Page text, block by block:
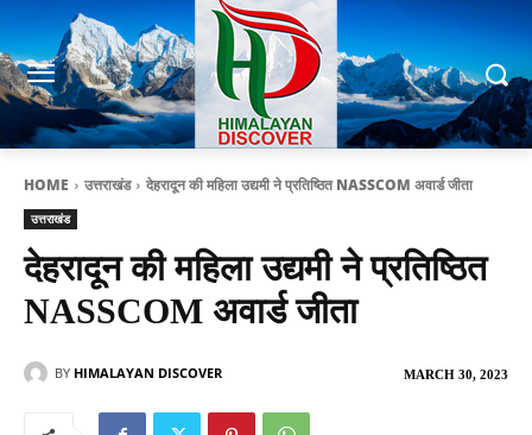
HOME उत्तराखंड देहरादून की महिला उद्यमी ने प्रतिष्ठित NASSCOM अवार्ड जीता
उत्तराखंड
देहरादून की महिला उद्यमी ने प्रतिष्ठित
NASSCOM अवार्ड जीता
MARCH 30, 2023
BY HIMALAYAN DISCOVER